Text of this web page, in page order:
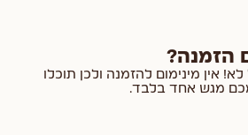
הזמנה?
אין מינימום להזמנה ולכן תוכלו
מגש אחד בלבד.